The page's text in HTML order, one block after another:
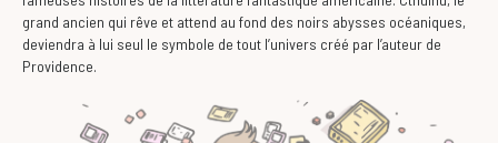
grand ancien qui rêve et attend au fond des noirs abysses océaniques,
deviendra à lui seul le symbole de tout l’univers créé par l’auteur de
Providence.